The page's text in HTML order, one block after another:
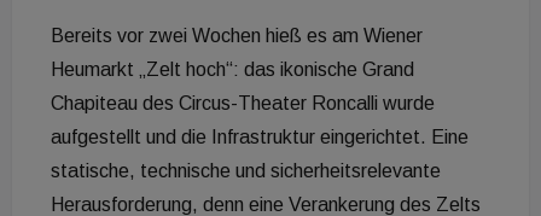
Bereits vor zwei Wochen hieß es am Wiener
Heumarkt „Zelt hoch“: das ikonische Grand
Chapiteau des Circus-Theater Roncalli wurde
aufgestellt und die Infrastruktur eingerichtet. Eine
statische, technische und sicherheitsrelevante
Herausforderung, denn eine Verankerung des Zelts